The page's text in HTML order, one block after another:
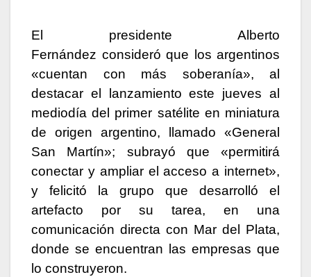
El presidente Alberto
Fernández consideró que los argentinos
«cuentan con más soberanía», al
destacar el lanzamiento este jueves al
mediodía del primer satélite en miniatura
de origen argentino, llamado «General
San Martín»; subrayó que «permitirá
conectar y ampliar el acceso a internet»,
y felicitó la grupo que desarrolló el
artefacto por su tarea, en una
comunicación directa con Mar del Plata,
donde se encuentran las empresas que
lo construyeron.